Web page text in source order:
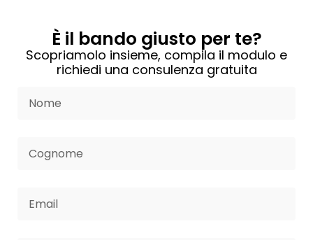
È il bando giusto per te?
Scopriamolo insieme, compila il modulo e
richiedi una consulenza gratuita